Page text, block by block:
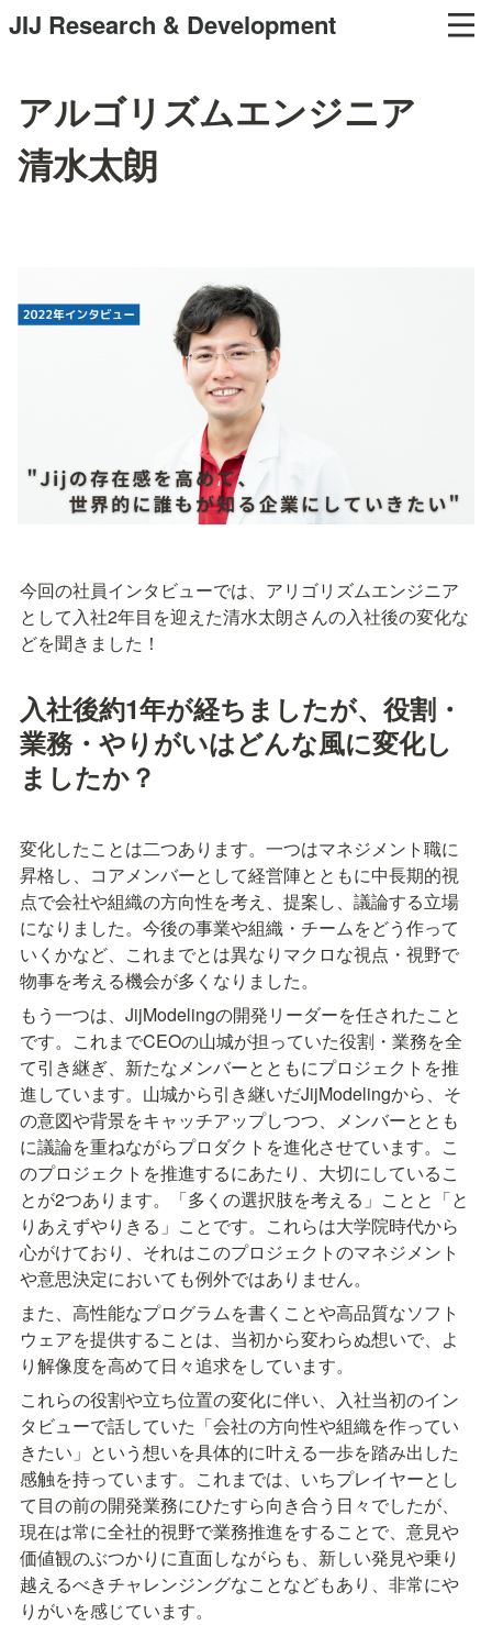
JIJ Research & Development
アルゴリズムエンジニア
清水太朗
今回の社員インタビューでは、アリゴリズムエンジニア
として入社2年目を迎えた清水太朗さんの入社後の変化な
どを聞きました！
入社後約1年が経ちましたが、役割・
業務・やりがいはどんな風に変化し
ましたか？
変化したことは二つあります。一つはマネジメント職に
昇格し、コアメンバーとして経営陣とともに中長期的視
点で会社や組織の方向性を考え、提案し、議論する立場
になりました。今後の事業や組織・チームをどう作って
いくかなど、これまでとは異なりマクロな視点・視野で
物事を考える機会が多くなりました。
もう一つは、JijModelingの開発リーダーを任されたこと
です。これまでCEOの山城が担っていた役割・業務を全
て引き継ぎ、新たなメンバーとともにプロジェクトを推
進しています。山城から引き継いだJijModelingから、そ
の意図や背景をキャッチアップしつつ、メンバーととも
に議論を重ねながらプロダクトを進化させています。こ
のプロジェクトを推進するにあたり、大切にしているこ
とが2つあります。「多くの選択肢を考える」ことと「と
りあえずやりきる」ことです。これらは大学院時代から
心がけており、それはこのプロジェクトのマネジメント
や意思決定においても例外ではありません。
また、高性能なプログラムを書くことや高品質なソフト
ウェアを提供することは、当初から変わらぬ想いで、よ
り解像度を高めて日々追求をしています。
これらの役割や立ち位置の変化に伴い、入社当初のイン
タビューで話していた「会社の方向性や組織を作ってい
きたい」という想いを具体的に叶える一歩を踏み出した
感触を持っています。これまでは、いちプレイヤーとし
て目の前の開発業務にひたすら向き合う日々でしたが、
現在は常に全社的視野で業務推進をすることで、意見や
価値観のぶつかりに直面しながらも、新しい発見や乗り
越えるべきチャレンジングなことなどもあり、非常にや
りがいを感じています。